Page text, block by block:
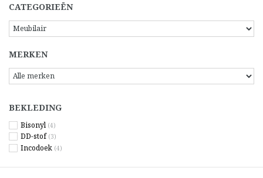
CATEGORIEËN
MERKEN
BEKLEDING
Bisonyl (4)
DD-stof (3)
Incodoek (4)